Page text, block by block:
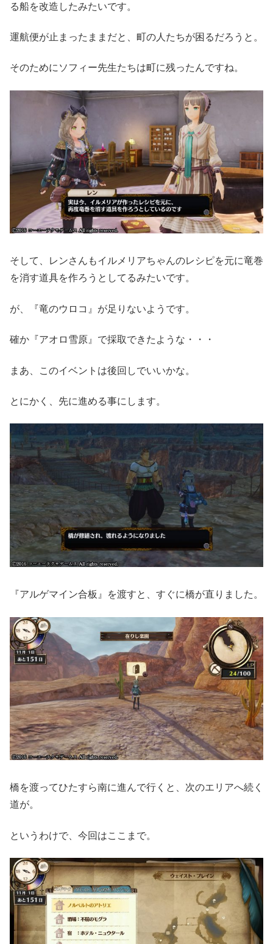
る船を改造したみたいです。
運航便が止まったままだと、町の人たちが困るだろうと。
そのためにソフィー先生たちは町に残ったんですね。
そして、レンさんもイルメリアちゃんのレシピを元に竜巻
を消す道具を作ろうとしてるみたいです。
が、『竜のウロコ』が足りないようです。
確か『アオロ雪原』で採取できたような・・・
まあ、このイベントは後回しでいいかな。
とにかく、先に進める事にします。
『アルゲマイン合板』を渡すと、すぐに橋が直りました。
橋を渡ってひたすら南に進んで行くと、次のエリアへ続く
道が。
というわけで、今回はここまで。